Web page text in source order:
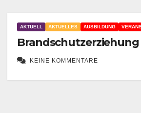
Brandschutzerziehung
KEINE KOMMENTARE